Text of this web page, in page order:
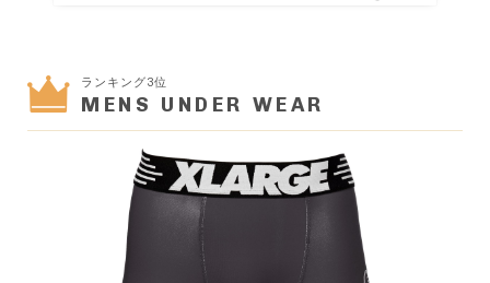
ランキング3位
MENS UNDER WEAR